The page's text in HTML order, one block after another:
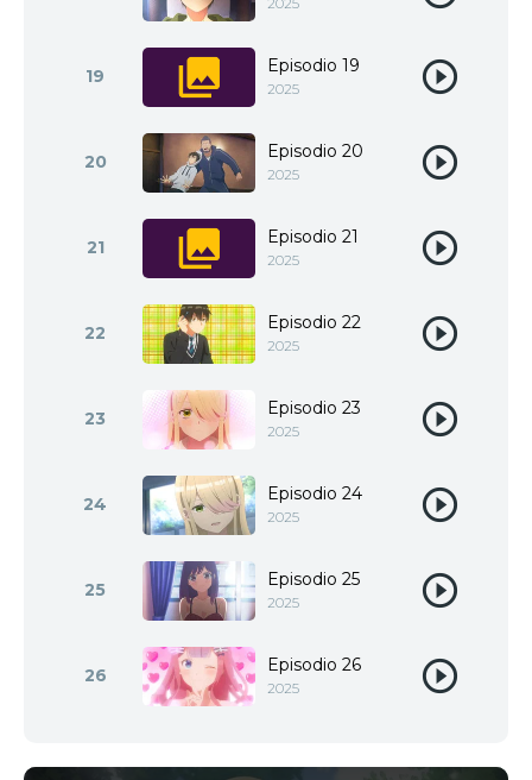
19 Episodio 19
2025
20 Episodio 20
2025
21 Episodio 21
2025
22 Episodio 22
2025
23 Episodio 23
2025
24 Episodio 24
2025
25 Episodio 25
2025
26 Episodio 26
2025